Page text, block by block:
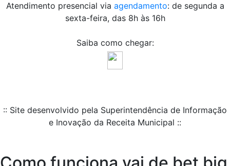
Atendimento presencial via agendamento: de segunda a
sexta-feira, das 8h às 16h
Saiba como chegar:
:: Site desenvolvido pela Superintendência de Informação
e Inovação da Receita Municipal ::